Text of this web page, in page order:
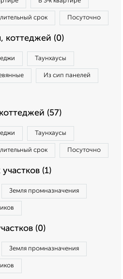
срок Посуточно
коттеджей (0)
Таунхаусы
Из сип панелей
(57)
Таунхаусы
срок Посуточно
(1)
Земля промназначения
(0)
Земля промназначения